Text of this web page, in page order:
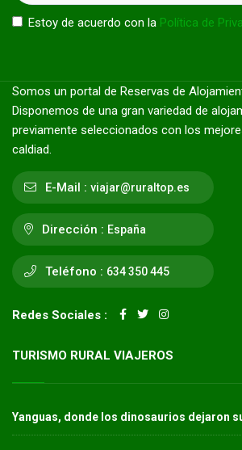
Estoy de acuerdo con la Política de
Somos un portal de Reservas de
Disponemos de una gran variedad de
previamente seleccionados con los
caldiad.
E-Mail : viajar@ruraltop.es
Dirección : España
Teléfono : 634 350 445
Redes Sociales :
TURISMO RURAL VIAJEROS
Yanguas, donde los dinosaurios dejaron